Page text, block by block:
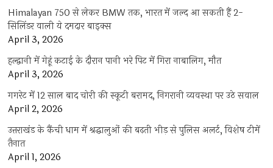
Himalayan 750 से लेकर BMW तक, भारत में जल्द आ सकती हैं 2-
सिलिंडर वाली ये दमदार बाइक्स
April 3, 2026
हल्द्वानी में गेहूं कटाई के दौरान पानी भरे पिट में गिरा नाबालिग, मौत
April 3, 2026
गगरेट में 12 साल बाद चोरी की स्कूटी बरामद, निगरानी व्यवस्था पर उठे सवाल
April 2, 2026
उत्तराखंड के कैंची धाम में श्रद्धालुओं की बढ़ती भीड़ से पुलिस अलर्ट, विशेष टीमें
तैनात
April 1, 2026